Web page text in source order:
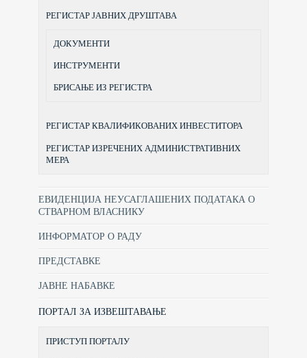
РЕГИСТАР ЈАВНИХ ДРУШТАВА
ДОКУМЕНТИ
ИНСТРУМЕНТИ
БРИСАЊЕ ИЗ РЕГИСТРА
РЕГИСТАР КВАЛИФИКОВАНИХ ИНВЕСТИТОРА
РЕГИСТАР ИЗРЕЧЕНИХ АДМИНИСТРАТИВНИХ
МЕРА
ЕВИДЕНЦИЈА НЕУСАГЛАШЕНИХ ПОДАТАКА О
СТВАРНОМ ВЛАСНИКУ
ИНФОРМАТОР О РАДУ
ПРЕДСТАВКЕ
ЈАВНЕ НАБАВКЕ
ПОРТАЛ ЗА ИЗВЕШТАВАЊЕ
ПРИСТУП ПОРТАЛУ